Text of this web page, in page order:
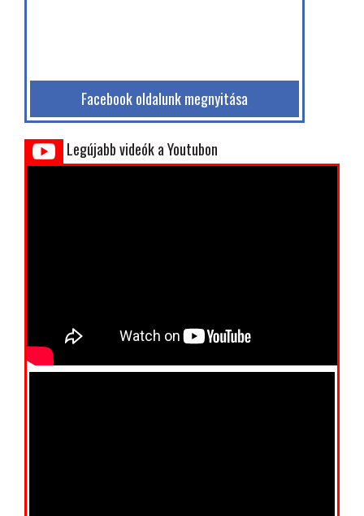
Facebook oldalunk megnyitása
Legújabb videók a Youtubon